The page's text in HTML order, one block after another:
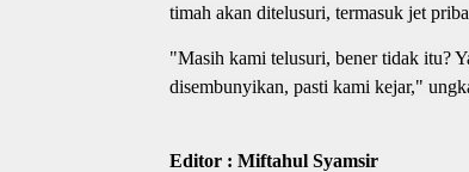
timah akan ditelusuri, termasuk jet
"Masih kami telusuri, bener tidak itu?
disembunyikan, pasti kami kejar,"
Editor : Miftahul Syamsir